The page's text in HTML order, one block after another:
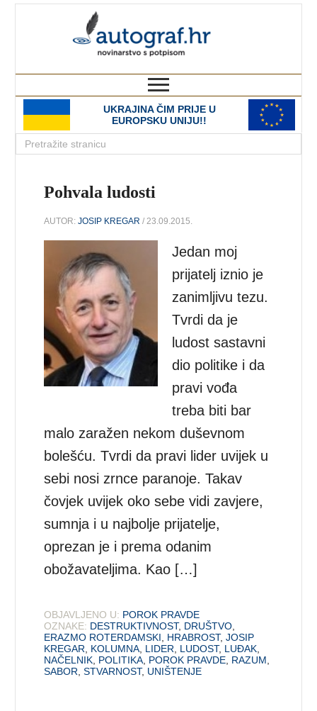
UKRAJINA ČIM PRIJE U
EUROPSKU UNIJU!!
Pohvala ludosti
AUTOR:JOSIP KREGAR / 23.09.2015.
Jedan moj
prijatelj iznio je
zanimljivu tezu.
Tvrdi da je
ludost sastavni
dio politike i da
pravi vođa
treba biti bar
malo zaražen nekom duševnom
bolešću. Tvrdi da pravi lider uvijek u
sebi nosi zrnce paranoje. Takav
čovjek uvijek oko sebe vidi zavjere,
sumnja i u najbolje prijatelje,
oprezan je i prema odanim
obožavateljima. Kao […]
OBJAVLJENO U: POROK PRAVDE
OZNAKE: DESTRUKTIVNOST, DRUŠTVO
ERAZMO ROTERDAMSKI
HRABROST,JOSIP
KREGAR
KOLUMNA LIDER LUDOST, LUĐAK
NAČELNIK POLITIKA POROK PRAVDE RAZUM
SABOR ,STVARNOST, UNIŠTENJE